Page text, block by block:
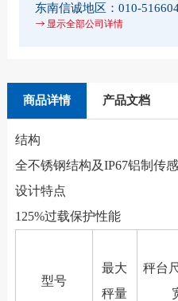
东南信诚地区： 010-
显示全部公司详情
商品详情 产品文档
结构
全不锈钢结构及IP67铝制传
设计特点
125%过载保护性能
型号
最大
秤量
秤台